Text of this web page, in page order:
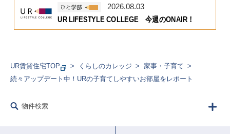
2026.08.03
UR LIFESTYLE COLLEGE 今週のONAIR！
UR賃貸住宅TOP くらしのカレッジ
家事・子育て
続々アップデート中！URの子育てしやすいお部屋をレポート
物件検索